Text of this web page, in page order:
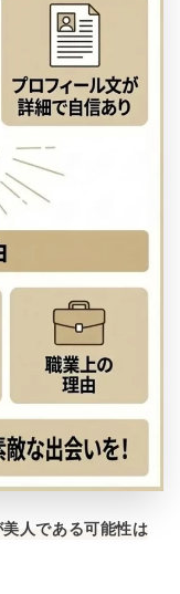
人である可能性は